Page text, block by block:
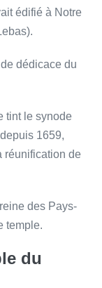
édifié à Notre
dédicace du
tint le synode
1659,
réunification de
des Pays-
temple.
du